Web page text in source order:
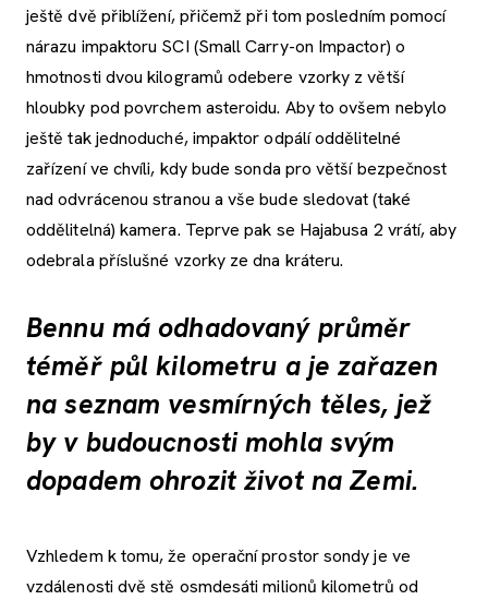
ještě dvě přiblížení, přičemž při tom posledním pomocí
nárazu impaktoru SCI (Small Carry-on Impactor) o
hmotnosti dvou kilogramů odebere vzorky z větší
hloubky pod povrchem asteroidu. Aby to ovšem nebylo
ještě tak jednoduché, impaktor odpálí oddělitelné
zařízení ve chvíli, kdy bude sonda pro větší bezpečnost
nad odvrácenou stranou a vše bude sledovat (také
oddělitelná) kamera. Teprve pak se Hajabusa 2 vrátí, aby
odebrala příslušné vzorky ze dna kráteru.
Bennu má odhadovaný průměr
téměř půl kilometru a je zařazen
na seznam vesmírných těles, jež
by v budoucnosti mohla svým
dopadem ohrozit život na Zemi.
Vzhledem k tomu, že operační prostor sondy je ve
vzdálenosti dvě stě osmdesáti milionů kilometrů od